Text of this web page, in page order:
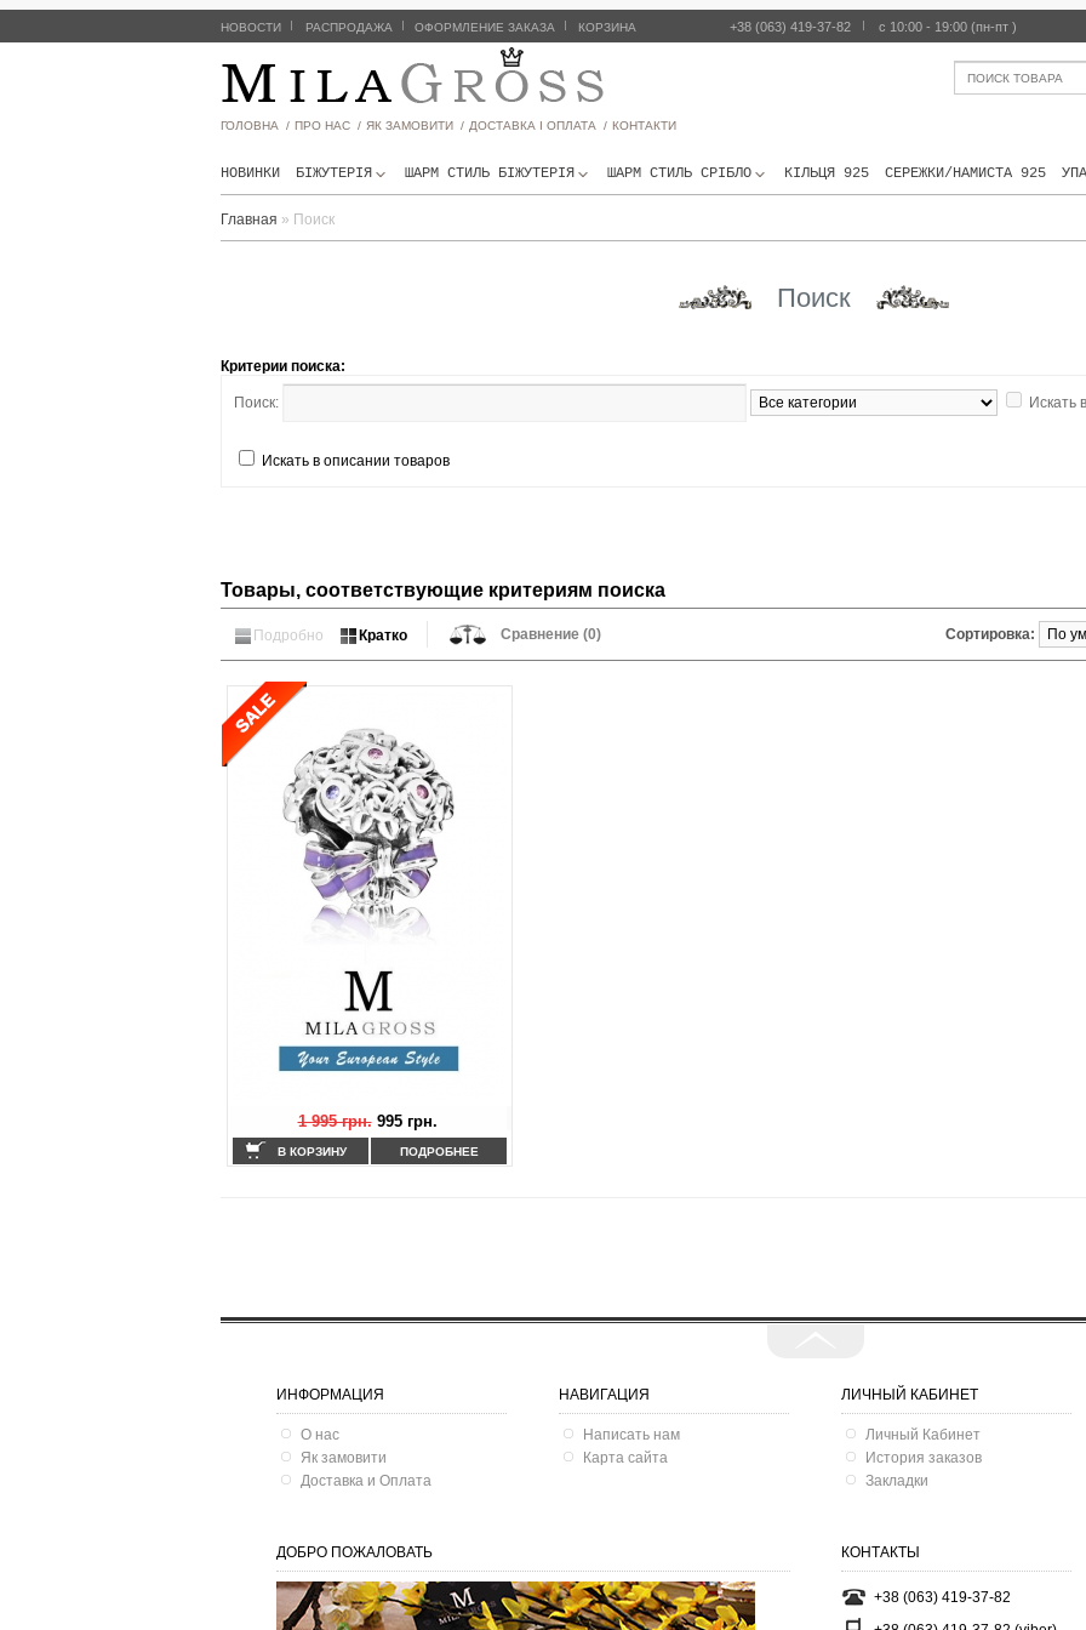
НОВОСТИ РАСПРОДАЖА ОФОРМЛЕНИЕ ЗАКАЗА КОРЗИНА +38 (063) 419-37-82 с 10:00 - 19:00 (пн-пт )
ГОЛОВНА / ПРО НАС / ЯК ЗАМОВИТИ / ДОСТАВКА І ОПЛАТА / КОНТАКТИ
НОВИНКИ БІЖУТЕРІЯ ШАРМ СТИЛЬ БIЖУТЕРIЯ ШАРМ СТИЛЬ СРІБЛО КІЛЬЦЯ 925 СЕРЕЖКИ/НАМИСТА 925
Главная » Поиск
Поиск
Критерии поиска:
Поиск: Искать
Искать в описании товаров
Товары, соответствующие критериям поиска
Подробно Кратко Сравнение (0) Сортировка:
Шарм Celebration Bouquet
(Праздничный букет),
серебро
1 995 грн. 995 грн.
ИНФОРМАЦИЯ
О нас
Як замовити
Доставка и Оплата
НАВИГАЦИЯ
Написать нам
Карта сайта
ЛИЧНЫЙ КАБИНЕТ
Личный Кабинет
История заказов
Закладки
ДОБРО ПОЖАЛОВАТЬ КОНТАКТЫ
+38 (063) 419-37-82